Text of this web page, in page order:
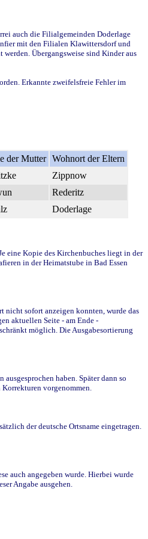
auch die Filialgemeinden Doderlage
mit den Filialen Klawittersdorf und
Übergangsweise sind Kinder aus
Erkannte zweifelsfreie Fehler im
der Mutter Wohnort der Eltern
Zippnow
Rederitz
Doderlage
eine Kopie des Kirchenbuches liegt in der
in der Heimatstube in Bad Essen
nicht sofort anzeigen konnten, wurde das
aktuellen Seite - am Ende -
möglich. Die Ausgabesortierung
haben. Später dann so
vorgenommen.
der deutsche Ortsname eingetragen.
auch angegeben wurde. Hierbei wurde
Angabe ausgehen.